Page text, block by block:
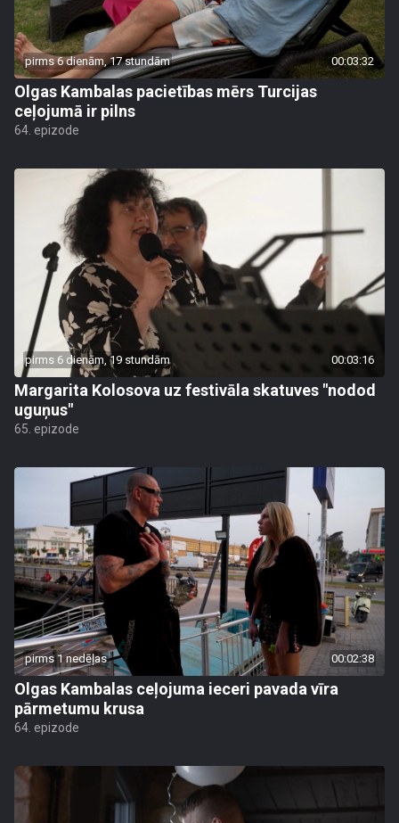
pirms 6 dienām, 17 stundām 00:03:32
Olgas Kambalas pacietības mērs Turcijas
ceļojumā ir pilns
64. epizode
pirms 6 dienām, 19 stundām 00:03:16
Margarita Kolosova uz festivāla skatuves "nodod
uguņus"
65. epizode
pirms 1 nedēļas 00:02:38
Olgas Kambalas ceļojuma ieceri pavada vīra
pārmetumu krusa
64. epizode